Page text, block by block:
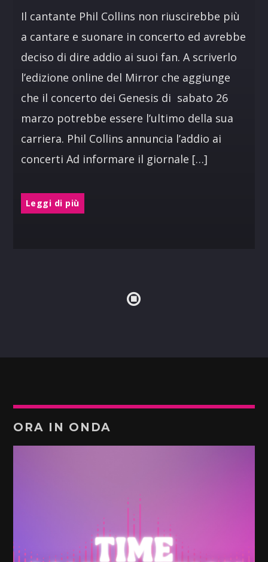
Il cantante Phil Collins non riuscirebbe più
a cantare e suonare in concerto ed avrebbe
deciso di dire addio ai suoi fan. A scriverlo
l’edizione online del Mirror che aggiunge
che il concerto dei Genesis di sabato 26
marzo potrebbe essere l’ultimo della sua
carriera. Phil Collins annuncia l’addio ai
concerti Ad informare il giornale […]
Leggi di più
ORA IN ONDA